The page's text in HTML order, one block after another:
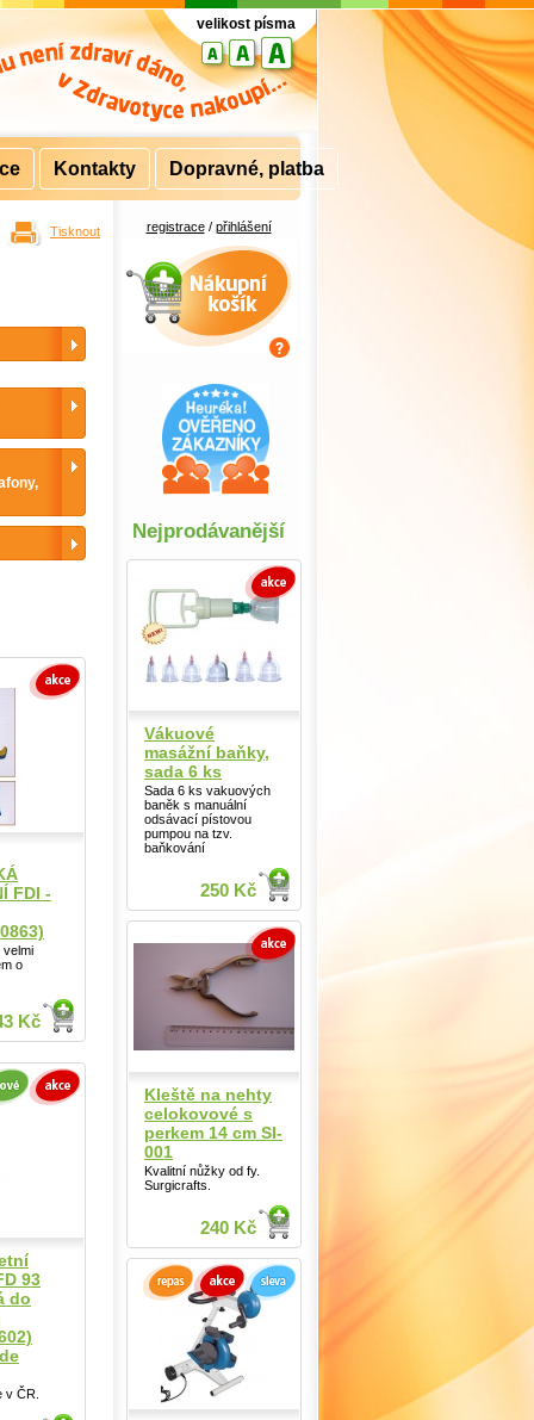
FDI -
velmi
o
Kč
93
do
v ČR.
registrace/ přihlášení
Nákupní košík
velikost písma
Tisknout
Nejprodávanější
Vákuové
masážní baňky,
sada 6 ks
Sada 6 ks vakuových
baněk s manuální
odsávací pístovou
pumpou na tzv.
baňkování
250 Kč
Kleště na nehty
celokovové s
perkem 14 cm SI-
001
Kvalitní nůžky od fy.
Surgicrafts.
240 Kč
Kontakty Dopravné, platba